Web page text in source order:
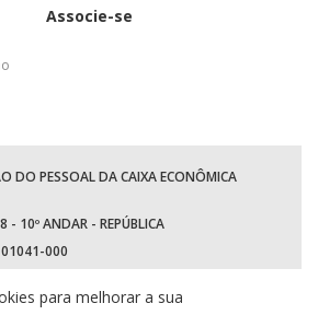
Associe-se
DO PESSOAL DA CAIXA ECONÔMICA
- 10º ANDAR - REPÚBLICA
01041-000
para melhorar a sua